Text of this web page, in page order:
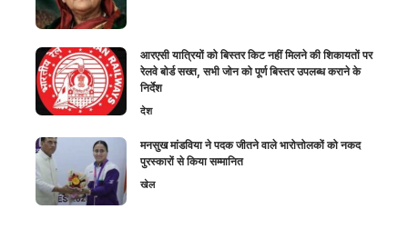
आरएसी यात्रियों को बिस्तर किट नहीं मिलने की शिकायतों पर
रेलवे बोर्ड सख्त, सभी जोन को पूर्ण बिस्तर उपलब्ध कराने के
निर्देश
देश
मनसुख मांडविया ने पदक जीतने वाले भारोत्तोलकों को नकद
पुरस्कारों से किया सम्मानित
खेल